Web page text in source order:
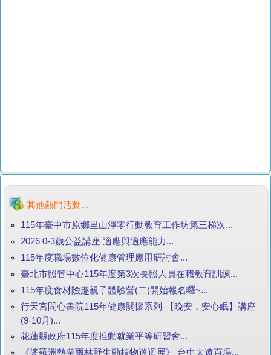
其他熱門活動...
115年臺中市原鄉里山淨零行動教育工作坊第三梯次...
2026 0-3歲公益講座 適應與適應能力...
115年度職場數位化健康管理應用研討會...
臺北市照管中心115年度第3次長照人員在職教育訓練...
115年度食材險趣親子體驗營(二)開始報名囉~...
行天宮問心書院115年健康關懷系列-【晚安，安心眠】講座
(9-10月)...
花蓮縣政府115年度推動就業平等研習會...
《婆羅洲熱帶雨林野生動植物巡迴展》 台中大遠百場...